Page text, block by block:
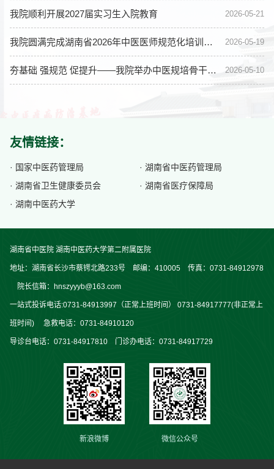
2026-05-21
我院顺利开展2027届实习生入院教育
2026-05-19
我院圆满完成湖南省2026年中医医师规范化培训临床实践能力结业考核
2026-05-10
夯基础 强规范 促提升——我院举办中医规培骨干师资培训之教学查房专题培训
友情链接：
· 国家中医药管理局
· 湖南省中医药管理局
· 湖南省卫生健康委员会
· 湖南省医疗保障局
· 湖南中医药大学
湖南省中医院 湖南中医药大学第二附属医院
地址：湖南省长沙市蔡锷北路233号 邮编：410005 传真：0731-84912978
院长信箱：hnszyyyb@163.com
一站式投诉电话:0731-84913997（正常上班时间） 0731-84917777(非正常上
班时间) 急救电话：0731-84910120
导诊台电话：0731-84917810 门诊办电话：0731-84917729
新浪微博 微信公众号